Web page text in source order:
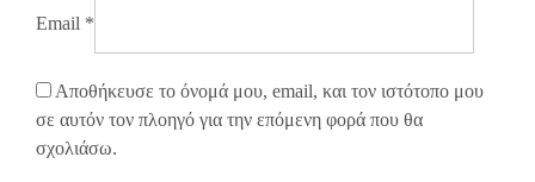
Email *
Αποθήκευσε το όνομά μου, email, και τον ιστότοπο μου
σε αυτόν τον πλοηγό για την επόμενη φορά που θα
σχολιάσω.